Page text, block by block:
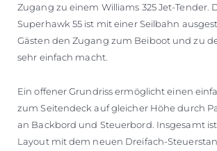
Zugang zu einem Williams 325 Jet-Tender.
Superhawk 55 ist mit einer Seilbahn
Gästen den Zugang zum Beiboot und zu
sehr einfach macht.
Ein offener Grundriss ermöglicht einen
zum Seitendeck auf gleicher Höhe durch
an Backbord und Steuerbord. Insgesamt
Layout mit dem neuen Dreifach-